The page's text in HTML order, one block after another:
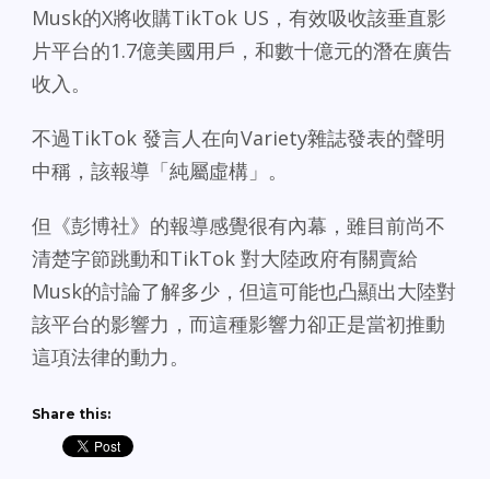
Musk的X將收購TikTok US，有效吸收該垂直影
片平台的1.7億美國用戶，和數十億元的潛在廣告
收入。
不過TikTok 發言人在向Variety雜誌發表的聲明
中稱，該報導「純屬虛構」。
但《彭博社》的報導感覺很有內幕，雖目前尚不
清楚字節跳動和TikTok 對大陸政府有關賣給
Musk的討論了解多少，但這可能也凸顯出大陸對
該平台的影響力，而這種影響力卻正是當初推動
這項法律的動力。
Share this: